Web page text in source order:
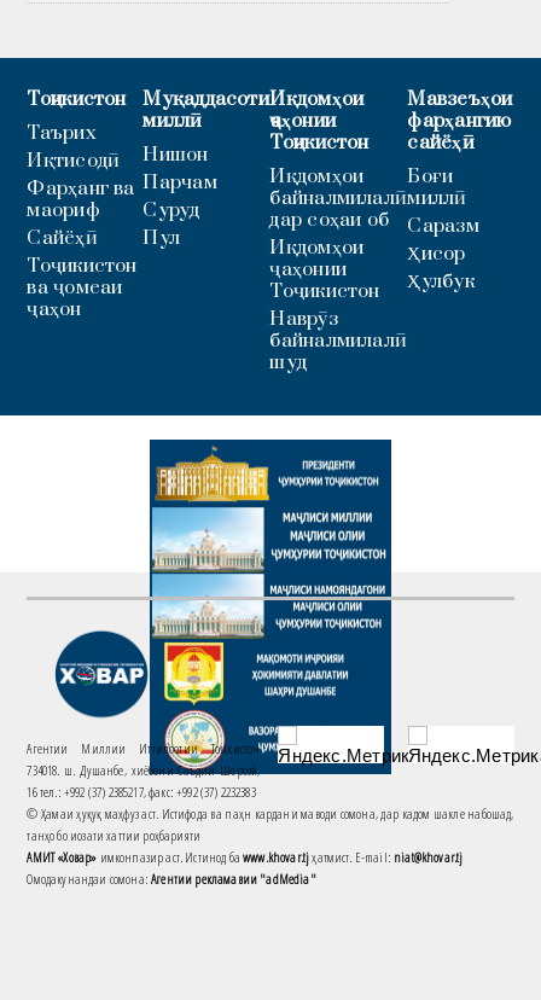
Тоҷикистон
Таърих
Иқтисодӣ
Фарҳанг ва
маориф
Сайёҳӣ
Тоҷикистон
ва ҷомеаи
ҷаҳон
Муқаддасоти
миллӣ
Нишон
Парчам
Суруд
Пул
Иқдомҳои
ҷаҳонии
Тоҷикистон
Иқдомҳои
байналмилалӣ
дар соҳаи об
Иқдомҳои
ҷаҳонии
Тоҷикистон
Наврӯз
байналмилалӣ
шуд
Мавзеъҳои
фарҳангию
сайёҳӣ
Боғи
миллӣ
Саразм
Ҳисор
Ҳулбук
Агентии Миллии Иттилоотии Тоҷикистон
734018. ш. Душанбе, хиёбони Саъдии Шерозӣ,
16 тел.: +992 (37) 2385217, факс: +992 (37) 2232383
© Ҳамаи ҳуқуқ маҳфуз аст. Истифода ва паҳн кардани маводи сомона, дар кадом шакле набошад,
танҳо бо иҷозати хаттии роҳбарияти
АМИТ «Ховар» имконпазир аст. Истинод баwww.khovar.tjҳатмист. E-mail: niat@khovar.tj
Омодакунандаи сомона:Агентии рекламавии "adMedia"